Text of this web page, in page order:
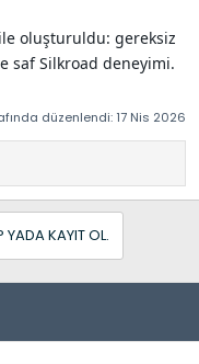
oluşturuldu: gereksiz
saf Silkroad deneyimi.
düzenlendi: 17 Nis 2026
KAYIT OL.